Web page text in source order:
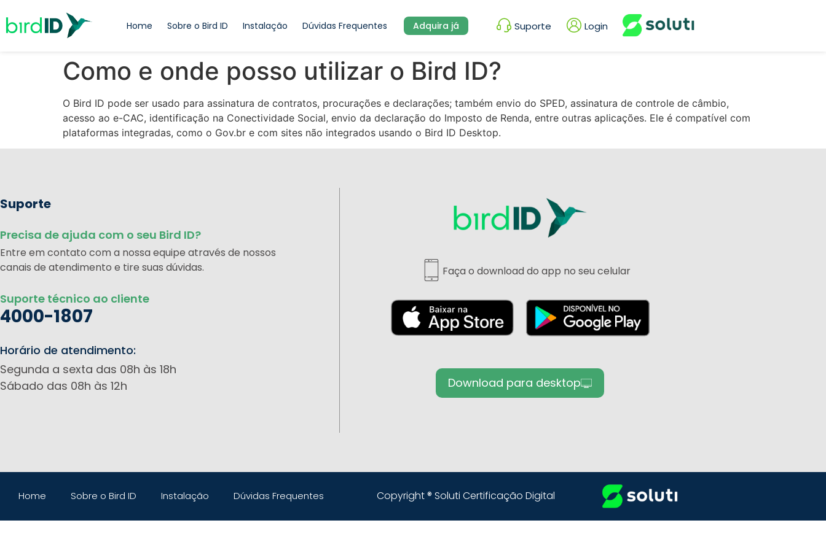
Home Sobre o Bird ID Instalação Dúvidas Frequentes Adquira já Suporte Login
Como e onde posso utilizar o Bird ID?
O Bird ID pode ser usado para assinatura de contratos, procurações e declarações; também envio do SPED, assinatura de controle de câmbio,
acesso ao e-CAC, identificação na Conectividade Social, envio da declaração do Imposto de Renda, entre outras aplicações. Ele é compatível com
plataformas integradas, como o Gov.br e com sites não integrados usando o Bird ID Desktop.
Suporte
Precisa de ajuda com o seu Bird ID?
Entre em contato com a nossa equipe através de nossos
canais de atendimento e tire suas dúvidas.
Suporte técnico ao cliente
4000-1807
Horário de atendimento:
Segunda a sexta das 08h às 18h
Sábado das 08h às 12h
Faça o download do app no seu celular
Download para desktop
Home Sobre o Bird ID Instalação Dúvidas Frequentes Copyright ® Soluti Certificação Digital